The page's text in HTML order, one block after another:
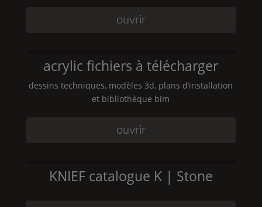
ouvrir
acrylic fichiers à télécharger
dessins techniques, modèles 3d, plans d’installation
et bibliothèque bim
ouvrir
KNIEFcatalogue K | Stone